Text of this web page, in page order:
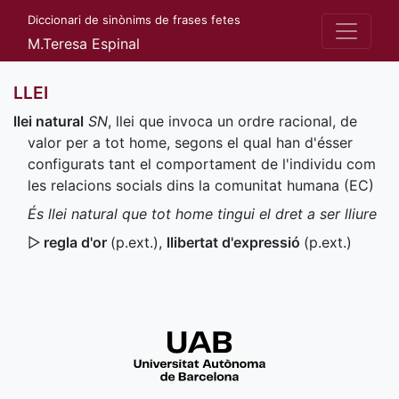
Diccionari de sinònims de frases fetes
M.Teresa Espinal
LLEI
llei natural SN, llei que invoca un ordre racional, de
valor per a tot home, segons el qual han d'ésser
configurats tant el comportament de l'individu com
les relacions socials dins la comunitat humana (EC)
És llei natural que tot home tingui el dret a ser lliure
▷ regla d'or (p.ext.), llibertat d'expressió (p.ext.)